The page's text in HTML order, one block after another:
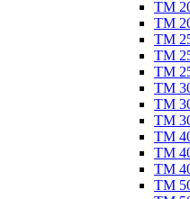
ТM
ТM
ТM
ТM
ТM
ТM
ТM
ТM
ТM
ТM
ТM
ТM